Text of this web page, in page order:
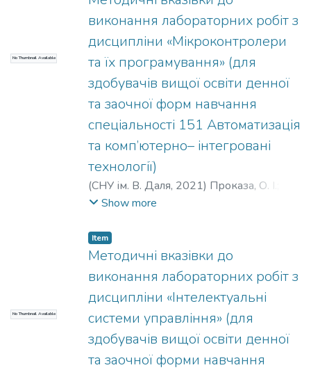
виконання робіт. Посібник
рекомендується в якості доповнення до
існуючих підручників для студентів
техні- чних спеціальностей при
вивченні дисциплін: «Інженерна
графіка», «Комп’ютерна та інженерна
No Thumbnail Available
виконання лабораторних робіт з
дисципліни «Мікроконтролери
та їх програмування» (для
здобувачів вищої освіти денної
та заочної форм навчання
спеціальності 151 Автоматизація
та комп’ютерно– інтегровані
технології)
(СНУ ім. В. Даля, 2021) Проказа, О. І.
Кузнецова, О. В.
Show more
No Thumbnail Available
Item
Методичні вказівки до
виконання лабораторних робіт з
дисципліни «Інтелектуальні
системи управління» (для
здобувачів вищої освіти денної
та заочної форми навчання